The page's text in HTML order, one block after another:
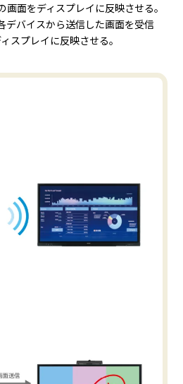
画面をディスプレイに反映させる。
デバイスから送信した画面を受信
スプレイに反映させる。